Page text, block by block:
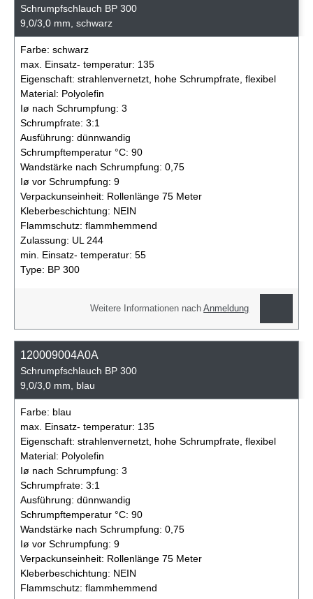
Schrumpfschlauch BP 300
9,0/3,0 mm, schwarz
Farbe: schwarz
max. Einsatz- temperatur: 135
Eigenschaft: strahlenvernetzt, hohe Schrumpfrate, flexibel
Material: Polyolefin
Iø nach Schrumpfung: 3
Schrumpfrate: 3:1
Ausführung: dünnwandig
Schrumpftemperatur °C: 90
Wandstärke nach Schrumpfung: 0,75
Iø vor Schrumpfung: 9
Verpackunseinheit: Rollenlänge 75 Meter
Kleberbeschichtung: NEIN
Flammschutz: flammhemmend
Zulassung: UL 244
min. Einsatz- temperatur: 55
Type: BP 300
Weitere Informationen nachAnmeldung
120009004A0A
Schrumpfschlauch BP 300
9,0/3,0 mm, blau
Farbe: blau
max. Einsatz- temperatur: 135
Eigenschaft: strahlenvernetzt, hohe Schrumpfrate, flexibel
Material: Polyolefin
Iø nach Schrumpfung: 3
Schrumpfrate: 3:1
Ausführung: dünnwandig
Schrumpftemperatur °C: 90
Wandstärke nach Schrumpfung: 0,75
Iø vor Schrumpfung: 9
Verpackunseinheit: Rollenlänge 75 Meter
Kleberbeschichtung: NEIN
Flammschutz: flammhemmend